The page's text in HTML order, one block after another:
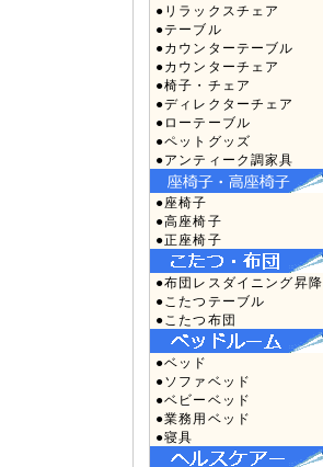
●リラックスチェア
●テーブル
●カウンターテーブル
●カウンターチェア
●椅子・チェア
●ディレクターチェア
●ローテーブル
●ペットグッズ
●アンティーク調家具
●座椅子
●高座椅子
●正座椅子
●布団レスダイニング昇降
●こたつテーブル
●こたつ布団
●ベッド
●ソファベッド
●ベビーベッド
●業務用ベッド
●寝具